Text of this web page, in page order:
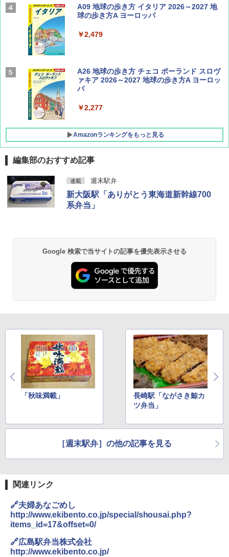
Coyote No.89 特集 星野道夫 夢見る旅
AIRLINE（エアライン）2026年9月号【特
集】ボーイング110周年を祝して！
A09 地球の歩き方 イタリア 2026～2027 地
球の歩き方A ヨーロッパ
￥2,479
A26 地球の歩き方 チェコ ポーランド スロヴ
ァキア 2026～2027 地球の歩き方A ヨーロッ
パ
￥2,277
Amazonランキングをもっと見る
[キャンパーズコレクション 山善] ポップアッ
プテント 傘みたいに広げて畳める パッとサ
ッとサンシェード キューブ フルクローズ メ
ッシュ 簡単設置 ワンタッチテント キャンプ
&ハイキング カーキ PATC-150(KH)
ト プライバシー テント 【中が透けない】 1
人用 折りたたみ 防災グッズ 災害用トイレ ビ
ーチ ピクニック ポップアップテント 携帯 簡
ENDLESS BASE 《めざましテレビで紹介》
テント ワンタッチ RENEW 幅200 2-3人用 43
500002(88859)
￥5,999
[キャンパーズコレクション 山善] 傘みたいに
ーティング フルクローズ メッシュ 3-4人用
ュ(BC仕様) PATC-150B(EB)
ッシュ 4人用 簡単設置 ポップアップテント P
ATCW-150B エクルベージュ
￥-
GRANDOOR ステンレス保冷剤 2個セット 2
026リニューアル 急速冷凍 空間倍増 衛生的
コンパクト 保冷力長持ち
-08EX カーキ ソロキャンプ ポリエステル フ
￥14,800
き
￥6,459
熊撃退スプレー 熊よけスプレー 熊スプレー
【日本企業販売】超強力クマ対策スプレー 30
0ml（連続噴射30秒）110ml（連続噴射15
秒）射程5～10m 安全ロック搭載 携帯収納袋
関の購入実績 登山・キャンプ・アウトドア・
送
￥3,080
編集部のおすすめ記事
連載 週末駅弁
新大阪駅「ありがとう東海道新幹線700
系弁当」
Google 検索で当サイトの記事を優先表示させる
「秋味満載」
長崎駅「ながさき鯨カ
ツ弁当」
［週末駅弁］の他の記事を見る
関連リンク
🔗夫婦あなごめし
http://www.ekibento.co.jp/special/shousai.php?
items_id=17&offset=0/
🔗広島駅弁当株式会社
http://www.ekibento.co.jp/